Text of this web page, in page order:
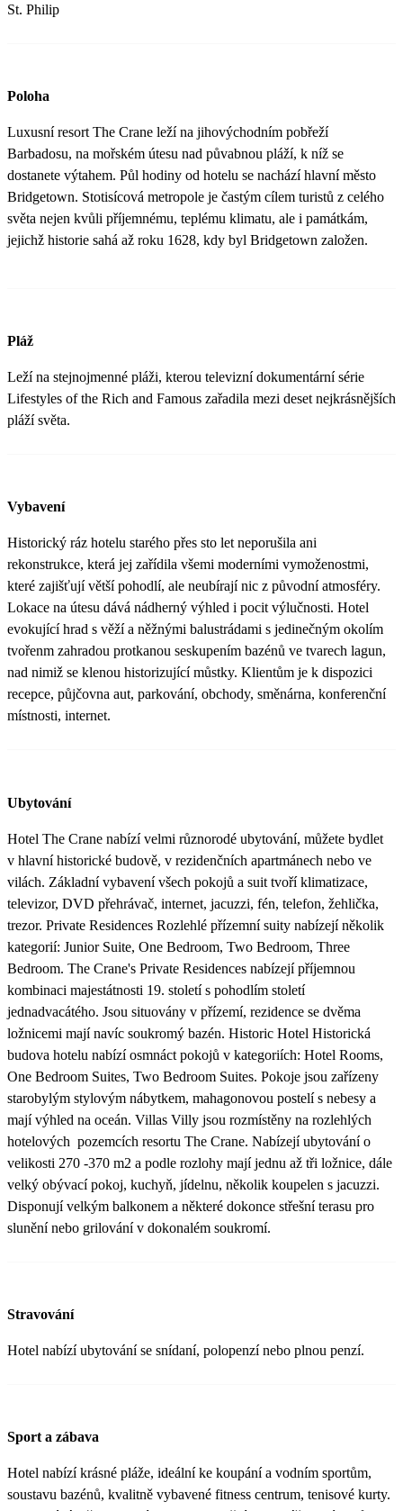
St. Philip
Poloha
Luxusní resort The Crane leží na jihovýchodním pobřeží
Barbadosu, na mořském útesu nad půvabnou pláží, k níž se
dostanete výtahem. Půl hodiny od hotelu se nachází hlavní město
Bridgetown. Stotisícová metropole je častým cílem turistů z celého
světa nejen kvůli příjemnému, teplému klimatu, ale i památkám,
jejichž historie sahá až roku 1628, kdy byl Bridgetown založen.
Pláž
Leží na stejnojmenné pláži, kterou televizní dokumentární série
Lifestyles of the Rich and Famous zařadila mezi deset nejkrásnějších
pláží světa.
Vybavení
Historický ráz hotelu starého přes sto let neporušila ani
rekonstrukce, která jej zařídila všemi moderními vymoženostmi,
které zajišťují větší pohodlí, ale neubírají nic z původní atmosféry.
Lokace na útesu dává nádherný výhled i pocit výlučnosti. Hotel
evokující hrad s věží a něžnými balustrádami s jedinečným okolím
tvořenm zahradou protkanou seskupením bazénů ve tvarech lagun,
nad nimiž se klenou historizující můstky. Klientům je k dispozici
recepce, půjčovna aut, parkování, obchody, směnárna, konferenční
místnosti, internet.
Ubytování
Hotel The Crane nabízí velmi různorodé ubytování, můžete bydlet
v hlavní historické budově, v rezidenčních apartmánech nebo ve
vilách. Základní vybavení všech pokojů a suit tvoří klimatizace,
televizor, DVD přehrávač, internet, jacuzzi, fén, telefon, žehlička,
trezor. Private Residences Rozlehlé přízemní suity nabízejí několik
kategorií: Junior Suite, One Bedroom, Two Bedroom, Three
Bedroom. The Crane's Private Residences nabízejí příjemnou
kombinaci majestátnosti 19. století s pohodlím století
jednadvacátého. Jsou situovány v přízemí, rezidence se dvěma
ložnicemi mají navíc soukromý bazén. Historic Hotel Historická
budova hotelu nabízí osmnáct pokojů v kategoriích: Hotel Rooms,
One Bedroom Suites, Two Bedroom Suites. Pokoje jsou zařízeny
starobylým stylovým nábytkem, mahagonovou postelí s nebesy a
mají výhled na oceán. Villas Villy jsou rozmístěny na rozlehlých
hotelových pozemcích resortu The Crane. Nabízejí ubytování o
velikosti 270 -370 m2 a podle rozlohy mají jednu až tři ložnice, dále
velký obývací pokoj, kuchyň, jídelnu, několik koupelen s jacuzzi.
Disponují velkým balkonem a některé dokonce střešní terasu pro
slunění nebo grilování v dokonalém soukromí.
Stravování
Hotel nabízí ubytování se snídaní, polopenzí nebo plnou penzí.
Sport a zábava
Hotel nabízí krásné pláže, ideální ke koupání a vodním sportům,
soustavu bazénů, kvalitně vybavené fitness centrum, tenisové kurty.